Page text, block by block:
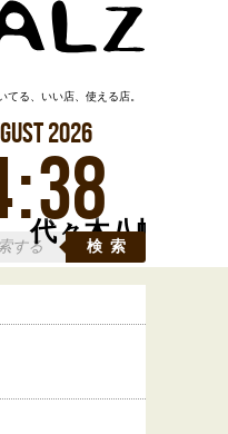
代々木八幡
る、いい店、使える店。
2026
:39
検索